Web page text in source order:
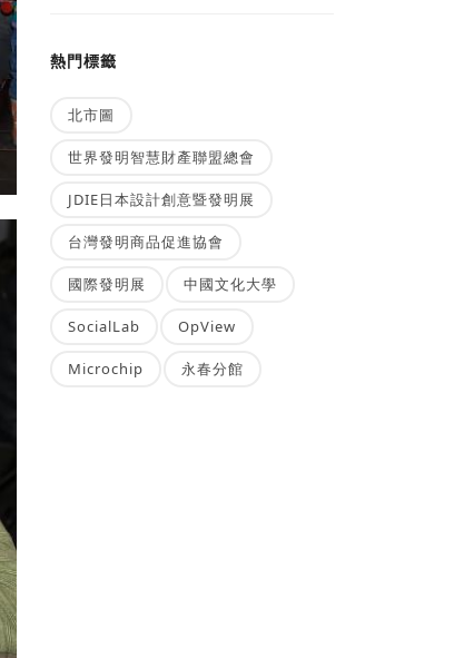
熱門標籤
北市圖
世界發明智慧財產聯盟總會
JDIE日本設計創意暨發明展
台灣發明商品促進協會
國際發明展 中國文化大學
SocialLab OpView
Microchip 永春分館